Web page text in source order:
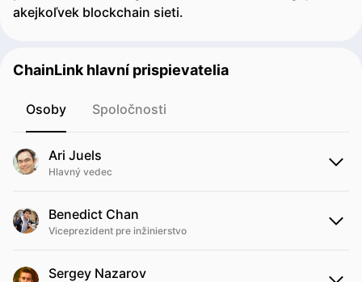
akejkoľvek blockchain sieti.
ChainLink hlavní prispievatelia
Osoby Spoločnosti
Ari Juels
Hlavný vedec
Benedict Chan
Viceprezident pre inžinierstvo
Sergey Nazarov